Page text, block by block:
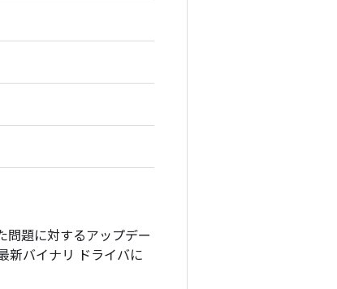
問題に対するアップデー
新バイナリ ドライバに